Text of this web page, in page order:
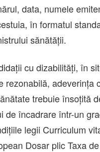
data, numele
în formatul
sănătăţii.
cu dizabilităţi, în
rezonabilă, adeverinţa
trebuie însoţită
de încadrare într-un
legii Curriculum
Dosar plic Taxa